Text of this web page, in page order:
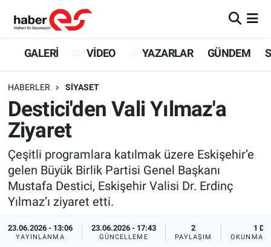
GALERİ VİDEO YAZARLAR GÜNDEM
HABERLER SİYASET
Destici'den Vali Yılmaz'a
Ziyaret
Çeşitli programlara katılmak üzere Eskişehir’e
gelen Büyük Birlik Partisi Genel Başkanı
Mustafa Destici, Eskişehir Valisi Dr. Erdinç
Yılmaz’ı ziyaret etti.
23.06.2026 - 13:06
YAYINLANMA
23.06.2026 - 17:43
GÜNCELLEME
2
PAYLAŞIM
1 DK
OKUNMA
GALERİ
YAZARLAR
GÜNDEM
SİYASET
TEKNOLOJİ
EKONOMİ
Eskişehir Nöbetçi Eczaneler
Eskişehir Trafik Yoğunluk Haritası
Süper Lig Puan Durumu ve Fikstür
Tüm Manşetler
Son Dakika Haberleri
Haber Arşivi